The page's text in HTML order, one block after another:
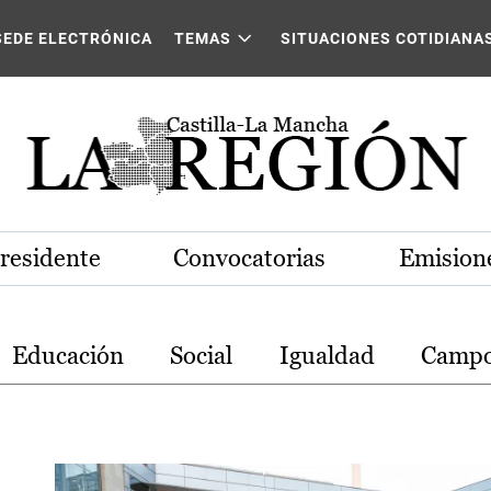
La Mancha
ELECTRÓNICA TEMAS SITUACIONES
Convocatorias
Educación Social Igualdad